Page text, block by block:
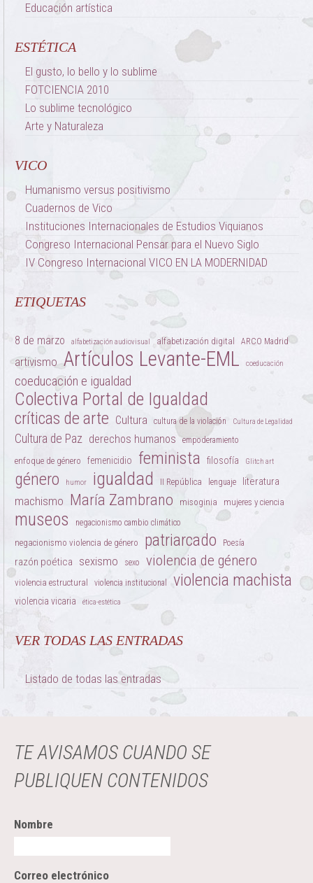
Educación artística
ESTÉTICA
El gusto, lo bello y lo sublime
FOTCIENCIA 2010
Lo sublime tecnológico
Arte y Naturaleza
VICO
Humanismo versus positivismo
Cuadernos de Vico
Instituciones Internacionales de Estudios Viquianos
Congreso Internacional Pensar para el Nuevo Siglo
IV Congreso Internacional VICO EN LA MODERNIDAD
ETIQUETAS
8 de marzo alfabetización audiovisual alfabetización digital ARCO Madrid
artivismo Artículos Levante-EML coeducación
coeducación e igualdad
Colectiva Portal de Igualdad
críticas de arte Cultura cultura de la violación Cultura de Legalidad
Cultura de Paz derechos humanos empoderamiento
enfoque de género femenicidio feminista filosofía Glitch art
género humor igualdad II República lenguaje literatura
machismo María Zambrano misoginia mujeres y ciencia
museos negacionismo cambio climático
negacionismo violencia de género patriarcado Poesía
razón poética sexismo sexo violencia de género
violencia estructural violencia institucional violencia machista
violencia vicaria ética-estética
VER TODAS LAS ENTRADAS
Listado de todas las entradas
TE AVISAMOS CUANDO SE
PUBLIQUEN CONTENIDOS
Nombre
Correo electrónico